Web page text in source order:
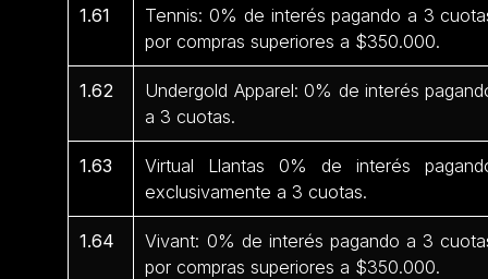
1.61
Tennis: 0% de interés pagando a 3
por compras superiores a $350.000.
1.62
Undergold Apparel: 0% de interés
a 3 cuotas.
1.63
Virtual Llantas 0% de interés
exclusivamente a 3 cuotas.
1.64
Vivant: 0% de interés pagando a 3
por compras superiores a $350.000.